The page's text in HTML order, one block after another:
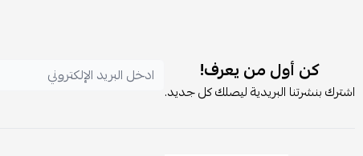
كن أول من يعرف!
اشترك بنشرتنا البريدية ليصلك كل جديد.